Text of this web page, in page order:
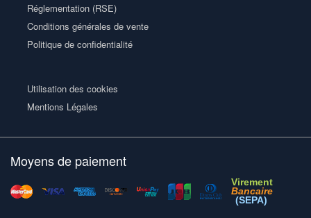
Réglementation (RSE)
Conditions générales de vente
Politique de confidentialité
Utilisation des cookies
Mentions Légales
Moyens de paiement
Virement
Bancaire
(SEPA)